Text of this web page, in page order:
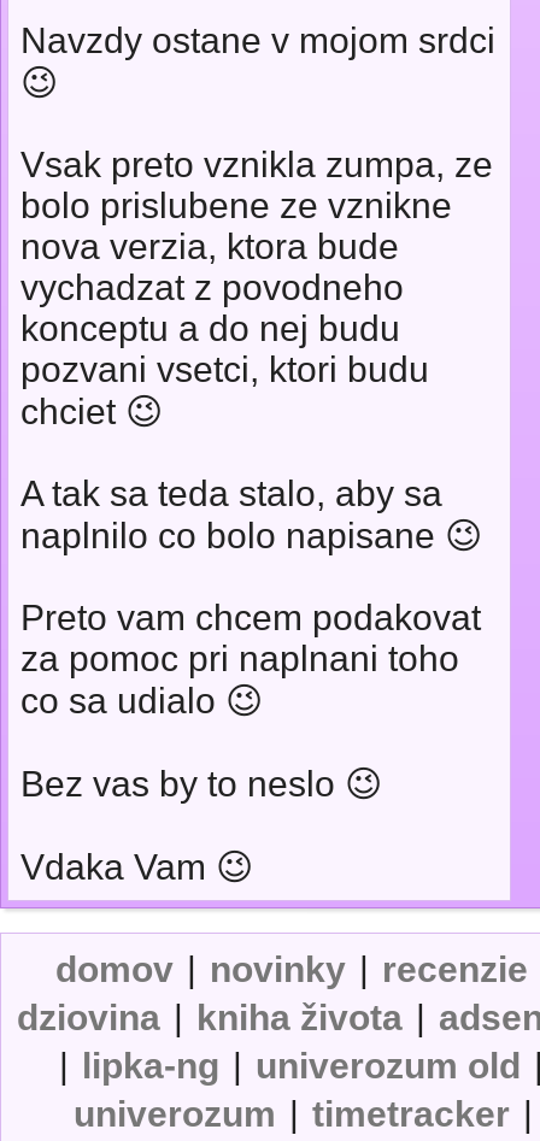
Navzdy ostane v mojom srdci
😉
Vsak preto vznikla zumpa, ze
bolo prislubene ze vznikne
nova verzia, ktora bude
vychadzat z povodneho
konceptu a do nej budu
pozvani vsetci, ktori budu
chciet 😉
A tak sa teda stalo, aby sa
naplnilo co bolo napisane 😉
Preto vam chcem podakovat
za pomoc pri naplnani toho
co sa udialo 😉
Bez vas by to neslo 😉
Vdaka Vam 😉
domov | novinky | recenzie
dziovina | kniha života |
| lipka-ng | univerozum old
univerozum | timetracker |